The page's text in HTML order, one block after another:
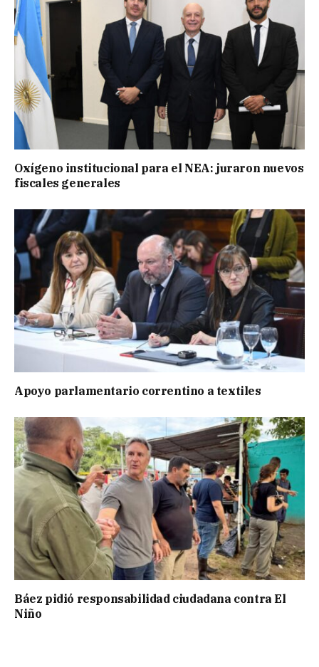
Oxígeno institucional para el NEA: juraron nuevos
fiscales generales
Apoyo parlamentario correntino a textiles
Báez pidió responsabilidad ciudadana contra El
Niño